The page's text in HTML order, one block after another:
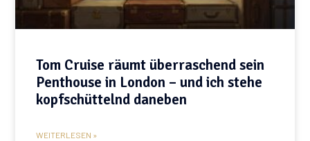
Tom Cruise räumt überraschend sein
Penthouse in London – und ich stehe
kopfschüttelnd daneben
WEITERLESEN »